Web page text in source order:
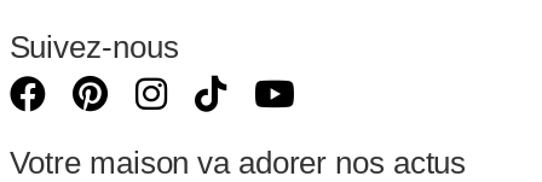
Suivez-nous
Votre maison va adorer nos actus